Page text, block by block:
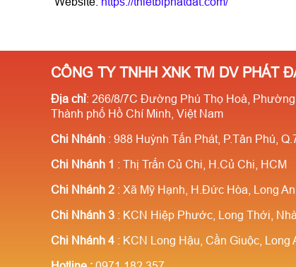
CÔNG TY TNHH XNK TM DV PHÁT
Địa chỉ: 266/8/7C Đường Phú Thọ Hoà, Phường
Thành phố Hồ Chí Minh, Việt Nam
Chi Nhánh : 988 Huỳnh Tấn Phát, P.Tân Phú,
Chi Nhánh 1 : Thị Trấn Củ Chi, H.Củ Chi, HCM
Chi Nhánh 2 : Xã Mỹ Hạnh, H.Đức Hòa, Long An
Chi Nhánh 3 : KCN Hiệp Phước, Long Thới,
Chi Nhánh 4 : KCN Long Hậu, Cần Giuộc, Long